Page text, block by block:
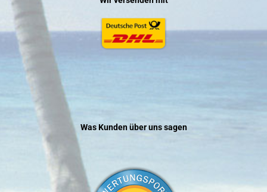
Was Kunden über uns sagen